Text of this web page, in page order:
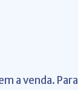
a venda. Para